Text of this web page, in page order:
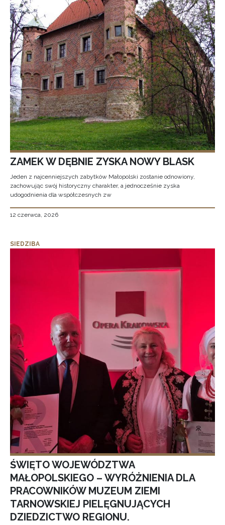
ZAMEK W DĘBNIE ZYSKA NOWY BLASK
Jeden z najcenniejszych zabytków Małopolski zostanie odnowiony,
zachowując swój historyczny charakter, a jednocześnie zyska
udogodnienia dla współczesnych zw
12 czerwca, 2026
SIEDZIBA
ŚWIĘTO WOJEWÓDZTWA
MAŁOPOLSKIEGO – WYRÓŻNIENIA DLA
PRACOWNIKÓW MUZEUM ZIEMI
TARNOWSKIEJ PIELĘGNUJĄCYCH
DZIEDZICTWO REGIONU.